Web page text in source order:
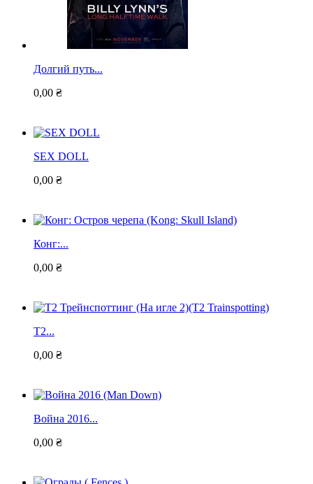
Долгий путь...
0,00 ₴
SEX DOLL
0,00 ₴
Конг:...
0,00 ₴
Т2...
0,00 ₴
Война 2016...
0,00 ₴